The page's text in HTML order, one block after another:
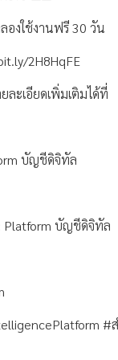
องใช้งานฟรี 30 วัน
2H8HqFE
ะเอียดเพิ่มเติมได้ที่
บัญชีดิจิทัล
Platform บัญชีดิจิทัล